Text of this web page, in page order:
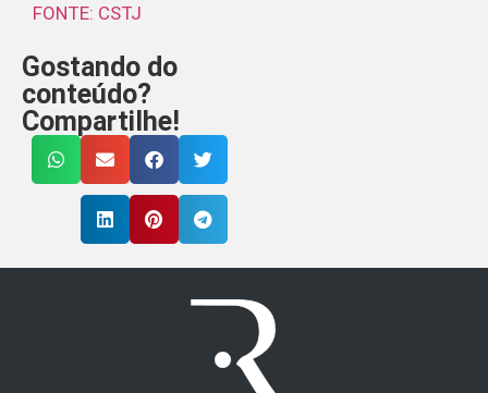
FONTE: CSTJ
Gostando do
conteúdo?
Compartilhe!